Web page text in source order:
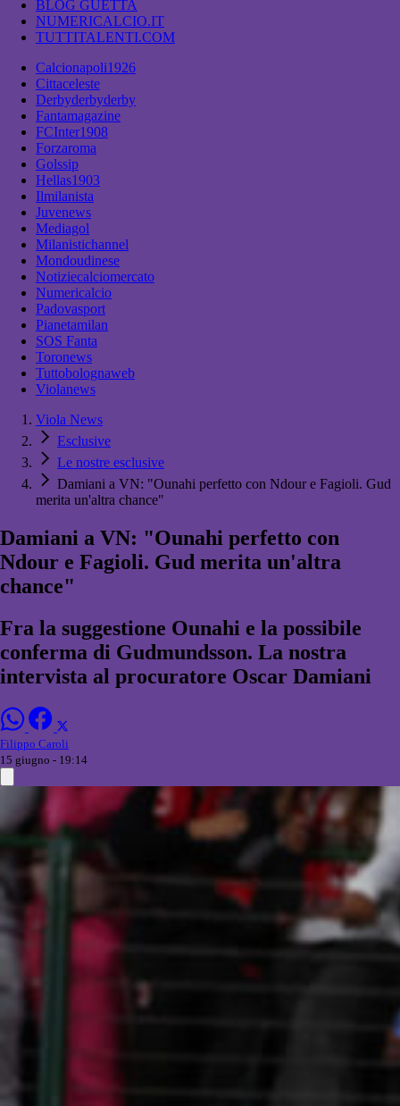
BLOG GUETTA
NUMERICALCIO.IT
TUTTITALENTI.COM
Calcionapoli1926
Cittaceleste
Derbyderbyderby
Fantamagazine
FCInter1908
Forzaroma
Golssip
Hellas1903
Ilmilanista
Juvenews
Mediagol
Milanistichannel
Mondoudinese
Notiziecalciomercato
Numericalcio
Padovasport
Pianetamilan
SOS Fanta
Toronews
Tuttobolognaweb
Violanews
Viola News
Esclusive
Le nostre esclusive
Damiani a VN: "Ounahi perfetto con Ndour e Fagioli. Gud
merita un'altra chance"
Damiani a VN: "Ounahi perfetto con
Ndour e Fagioli. Gud merita un'altra
chance"
Fra la suggestione Ounahi e la possibile
conferma di Gudmundsson. La nostra
intervista al procuratore Oscar Damiani
Filippo Caroli
15 giugno - 19:14